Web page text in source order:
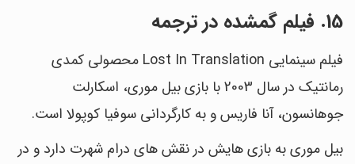
15. فیلم گمشده در ترجمه
فیلم سینمایی Lost In Translation محصولی کمدی
رمانتیک در سال 2003 با بازی بیل موری، اسکارلت
جوهانسون، آنا فاریس و به کارگردانی سوفیا کوپولا است.
بیل موری به بازی هایش در نقش های درام شهرت دارد و در